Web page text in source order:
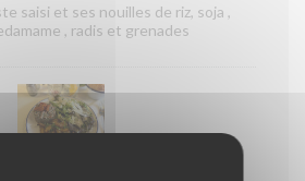
saisi et ses nouilles de riz, soja ,
, radis et grenades